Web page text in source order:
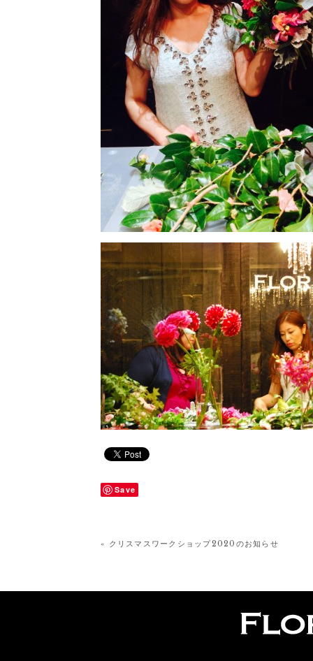
Save
« クリスマスワークショップ2020のお知らせ